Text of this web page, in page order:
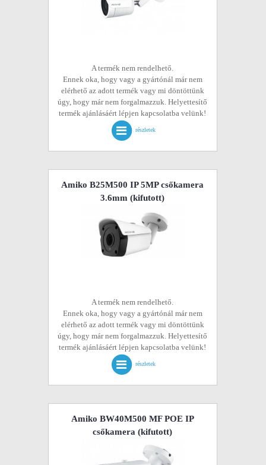
A termék nem rendelhető.
Ennek oka, hogy vagy a gyártónál már nem
elérhető az adott termék vagy mi döntöttünk
úgy, hogy már nem forgalmazzuk. Helyettesítő
termék ajánlásáért lépjen kapcsolatba velünk!
részletek
Amiko B25M500 IP 5MP csőkamera
3.6mm (kifutott)
A termék nem rendelhető.
Ennek oka, hogy vagy a gyártónál már nem
elérhető az adott termék vagy mi döntöttünk
úgy, hogy már nem forgalmazzuk. Helyettesítő
termék ajánlásáért lépjen kapcsolatba velünk!
részletek
Amiko BW40M500 MF POE IP
csőkamera (kifutott)